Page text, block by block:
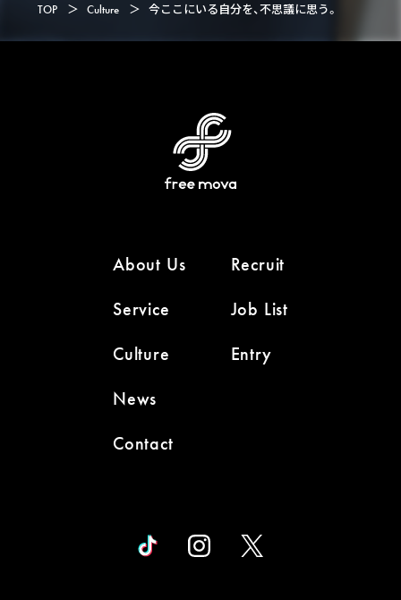
TOP ＞ Culture ＞ 今ここにいる自分を、不思議に思う。
About Us
Service
Culture
News
Contact
Recruit
Job List
Entry